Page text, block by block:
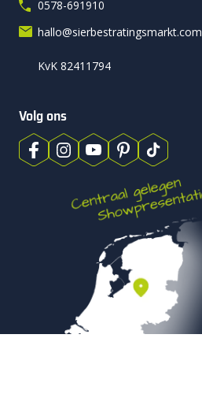
0578-691910
hallo@sierbestratingsmarkt.com
KvK 82411794
Volg ons